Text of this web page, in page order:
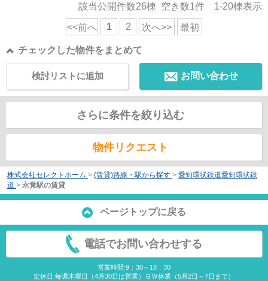
該当公開件数26棟 空き数1件 1-20棟表示
<<前へ 1 2 次へ>> 最初
チェックした物件をまとめて
お問い合わせ
検討リストに追加
さらに条件を絞り込む
物件リクエスト
株式会社セレクトホーム > (賃貸)路線・駅から探す > 愛知環状鉄道愛知環状鉄
道 > 永覚駅の賃貸
ページトップに戻る
電話でお問い合わせする
営業時間:9：30～18：30
定休日:毎週木曜日（4月30日は営業）ＧＷ休業（5月2日～7日まで）